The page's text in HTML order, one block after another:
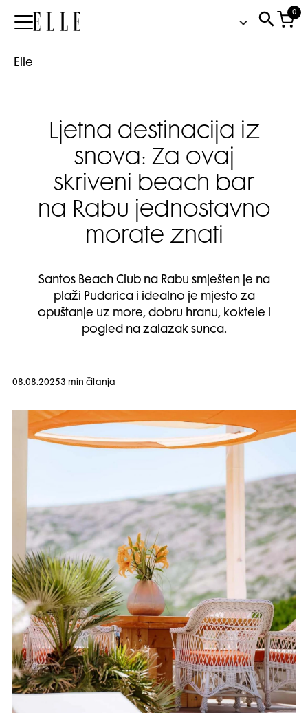
Elle
0
Elle
Ljetna destinacija iz
snova: Za ovaj
skriveni beach bar
na Rabu jednostavno
morate znati
Santos Beach Club na Rabu smješten je na
plaži Pudarica i idealno je mjesto za
opuštanje uz more, dobru hranu, koktele i
pogled na zalazak sunca.
08.08.20253 min čitanja